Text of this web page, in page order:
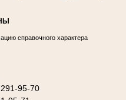
справочного характера
95-70